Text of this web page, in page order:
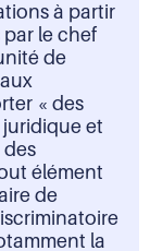
à partir
le chef
de
« des
et
des
élément
de
la